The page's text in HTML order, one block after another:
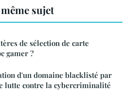
sujet
de sélection de carte
gamer ?
d'un domaine blacklisté par
lutte contre la cybercriminalité